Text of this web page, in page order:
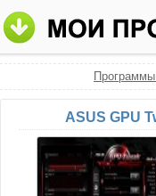
ASUS GPU